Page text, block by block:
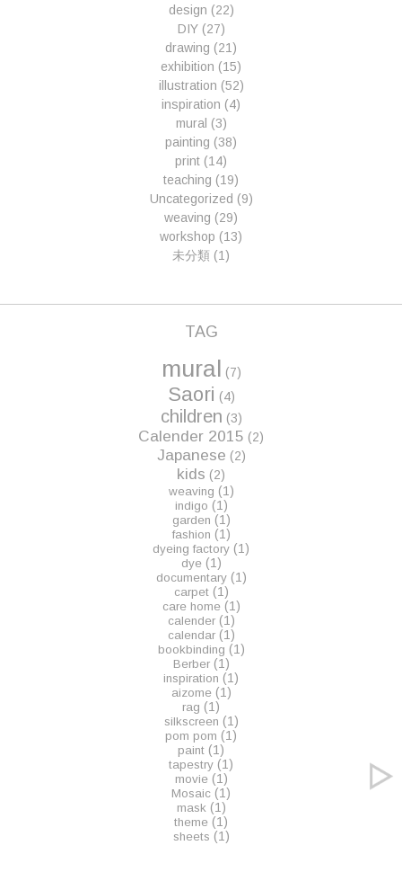
design (22)
DIY(27)
drawing (21)
exhibition (15)
illustration (52)
inspiration (4)
mural (3)
painting (38)
print (14)
teaching (19)
Uncategorized (9)
weaving (29)
workshop (13)
未分類 (1)
TAG
mural (7)
Saori (4)
children (3)
Calender 2015 (2)
Japanese (2)
kids (2)
weaving (1)
indigo (1)
garden (1)
fashion (1)
dyeing factory (1)
dye(1)
documentary(1)
carpet(1)
care home(1)
calender(1)
calendar(1)
bookbinding (1)
Berber(1)
inspiration (1)
aizome(1)
rag (1)
silkscreen (1)
pom pom (1)
paint (1)
tapestry (1)
movie(1)
Mosaic (1)
mask (1)
theme (1)
sheets (1)